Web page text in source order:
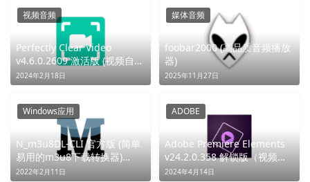
Perfectly Clear Video
v4.6.0.2609 激活版 (视频自动
校色) (一键校色，视界新生)
2024年2月18日
视频音频
foobar2000 (高品质音频播放
器)
2025年11月27日
媒体音频
N_m3u8DL-CLI 官方版 (简单
易用的m3u8下载转换器)
(M3U8秒转MP4)
2022年2月11日
Windows应用
Adobe Premiere Elements
v24.2.0.358 解锁版（视频编
辑软件）
2024年4月14日
ADOBE